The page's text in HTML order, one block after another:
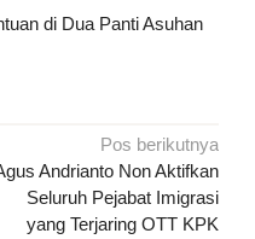
di Dua Panti Asuhan
Pos berikutnya
Andrianto Non Aktifkan
Seluruh Pejabat Imigrasi
yang Terjaring OTT KPK